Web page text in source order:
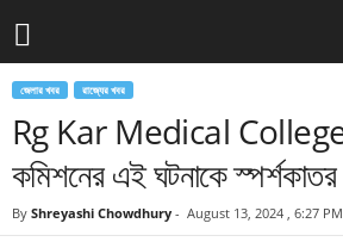
জেলার খবর রাজ্যের খবর
Rg Kar Medical College:
কমিশনের এই ঘটনাকে
By Shreyashi Chowdhury - August 13, 2024 , 6:27 PM